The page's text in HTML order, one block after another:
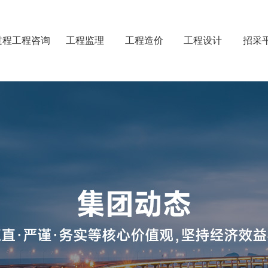
程工程咨询 工程监理 工程造价 工程设计 招采